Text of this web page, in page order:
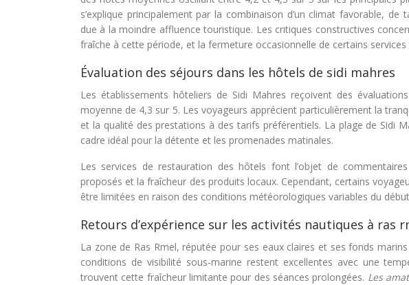
s’explique principalement par la combinaison d’un climat favorable,
due à la moindre affluence touristique. Les critiques constructives
fraîche à cette période, et la fermeture occasionnelle de certains services
Évaluation des séjours dans les hôtels de sidi mahres
Les établissements hôteliers de Sidi Mahres reçoivent des
moyenne de 4,3 sur 5. Les voyageurs apprécient particulièrement la
et la qualité des prestations à des tarifs préférentiels. La plage de Sidi
cadre idéal pour la détente et les promenades matinales.
Les services de restauration des hôtels font l’objet de
proposés et la fraîcheur des produits locaux. Cependant, certains
être limitées en raison des conditions météorologiques variables du
Retours d’expérience sur les activités nautiques à ras
La zone de Ras Rmel, réputée pour ses eaux claires et ses fonds
conditions de visibilité sous-marine restent excellentes avec une
trouvent cette fraîcheur limitante pour des séances prolongées. Les